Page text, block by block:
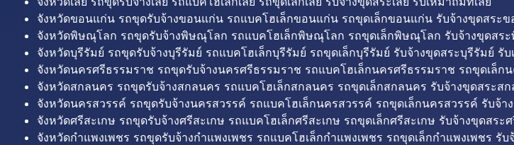
จังหวัดขอนแก่น รถขุดรับจ้างขอนแก่น รถแบคโฮเล็กขอนแก่น รถขุดเล็กขอนแก่น รับจ้างขุดสระ
จังหวัดพิษณุโลก รถขุดรับจ้างพิษณุโลก รถแบคโฮเล็กพิษณุโลก รถขุดเล็กพิษณุโลก รับจ้างขุดส
จังหวัดบุรีรัมย์ รถขุดรับจ้างบุรีรัมย์ รถแบคโฮเล็กบุรีรัมย์ รถขุดเล็กบุรีรัมย์ รับจ้างขุดสระบุรีรัมย์ รั
จังหวัดนครศรีธรรมราช รถขุดรับจ้างนครศรีธรรมราช รถแบคโฮเล็กนครศรีธรรมราช รถขุดเล็
จังหวัดสกลนคร รถขุดรับจ้างสกลนคร รถแบคโฮเล็กสกลนคร รถขุดเล็กสกลนคร รับจ้างขุดสระส
จังหวัดนครสวรรค์ รถขุดรับจ้างนครสวรรค์ รถแบคโฮเล็กนครสวรรค์ รถขุดเล็กนครสวรรค์ รับจ้
จังหวัดศรีสะเกษ รถขุดรับจ้างศรีสะเกษ รถแบคโฮเล็กศรีสะเกษ รถขุดเล็กศรีสะเกษ รับจ้างขุดสระ
จังหวัดกำแพงเพชร รถขุดรับจ้างกำแพงเพชร รถแบคโฮเล็กกำแพงเพชร รถขุดเล็กกำแพงเพชร รั